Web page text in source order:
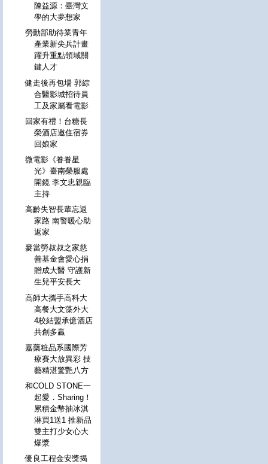
陳益源：臺灣文
學的大夢想家
勞動部助待業青年
產業新尖兵計畫
躍升重點領域關
鍵人才
健走後再包場 郭綜
合醫影城招待員
工及家屬看電影
回家有禮！台糖長
榮酒店邀住宿券
回娘家
微電影《眷眷星
光》臺南榮服處
開鏡 李文忠親臨
主持
高齡失智長輩忘返
家路 南警暖心助
返家
麥當勞叔叔之家慈
善基金會愛心捐
贈成大醫 守護新
生兒平安長大
高師大攜手高科大
高餐大文藻外大
4校結盟承億酒店
共創多贏
嘉藥粧品系國際芳
療賽大放異彩 技
藝精湛驚艷八方
和COLD STONE一
起愛．Sharing！
累積金幣抽冰淇
淋買1送1 推新品
雙主打少女心大
爆漿
優良工程金安獎揭